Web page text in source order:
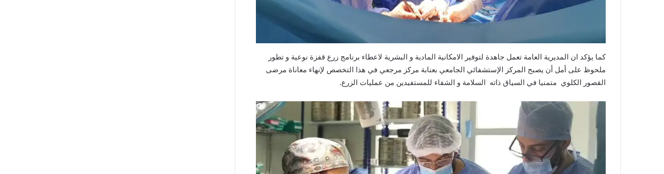
كما يؤكد ان المديرية العامة تعمل جاهدة لتوفير الامكانية المادية و البشرية لاعطاء برنامج زرع قفزة نوعية و تطور
ملحوظ على أمل أن يصبح المركز الإستشفائي الجامعي بعنابة مركز مرجعي في هذا التخصص لإنهاء معاناة مرضى
القصور الكلوي متمنيا في السياق ذاته السلامة و الشفاء للمستفيدين من عمليات الزرع.